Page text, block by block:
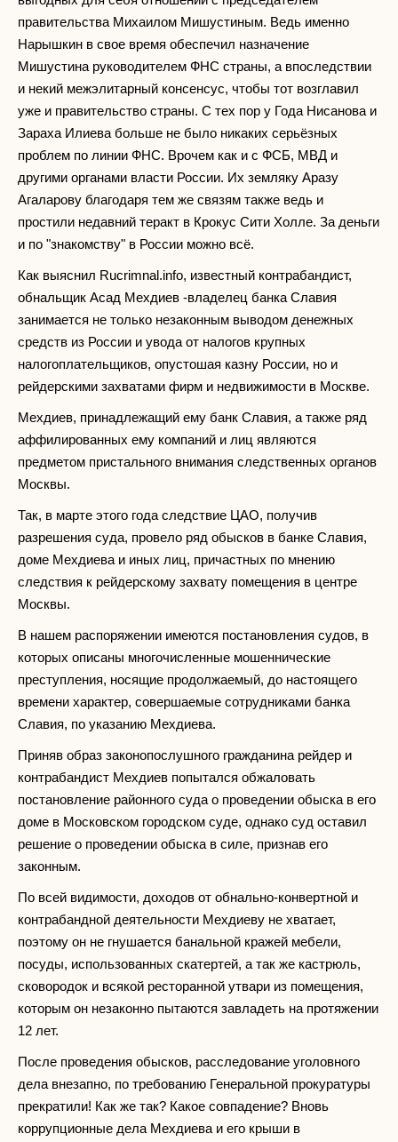
правительства Михаилом Мишустиным. Ведь именно
Нарышкин в свое время обеспечил назначение
Мишустина руководителем ФНС страны, а впоследствии
и некий межэлитарный консенсус, чтобы тот возглавил
уже и правительство страны. С тех пор у Года Нисанова и
Зараха Илиева больше не было никаких серьёзных
проблем по линии ФНС. Врочем как и с ФСБ, МВД и
другими органами власти России. Их земляку Аразу
Агаларову благодаря тем же связям также ведь и
простили недавний теракт в Крокус Сити Холле. За деньги
и по "знакомству" в России можно всё.
Как выяснил Rucrimnal.info, известный контрабандист,
обнальщик Асад Мехдиев -владелец банка Славия
занимается не только незаконным выводом денежных
средств из России и увода от налогов крупных
налогоплательщиков, опустошая казну России, но и
рейдерскими захватами фирм и недвижимости в Москве.
Мехдиев, принадлежащий ему банк Славия, а также ряд
аффилированных ему компаний и лиц являются
предметом пристального внимания следственных органов
Москвы.
Так, в марте этого года следствие ЦАО, получив
разрешения суда, провело ряд обысков в банке Славия,
доме Мехдиева и иных лиц, причастных по мнению
следствия к рейдерскому захвату помещения в центре
Москвы.
В нашем распоряжении имеются постановления судов, в
которых описаны многочисленные мошеннические
преступления, носящие продолжаемый, до настоящего
времени характер, совершаемые сотрудниками банка
Славия, по указанию Мехдиева.
Приняв образ законопослушного гражданина рейдер и
контрабандист Мехдиев попытался обжаловать
постановление районного суда о проведении обыска в его
доме в Московском городском суде, однако суд оставил
решение о проведении обыска в силе, признав его
законным.
По всей видимости, доходов от обнально-конвертной и
контрабандной деятельности Мехдиеву не хватает,
поэтому он не гнушается банальной кражей мебели,
посуды, использованных скатертей, а так же кастрюль,
сковородок и всякой ресторанной утвари из помещения,
которым он незаконно пытаются завладеть на протяжении
12 лет.
После проведения обысков, расследование уголовного
дела внезапно, по требованию Генеральной прокуратуры
прекратили! Как же так? Какое совпадение? Вновь
коррупционные дела Мехдиева и его крыши в